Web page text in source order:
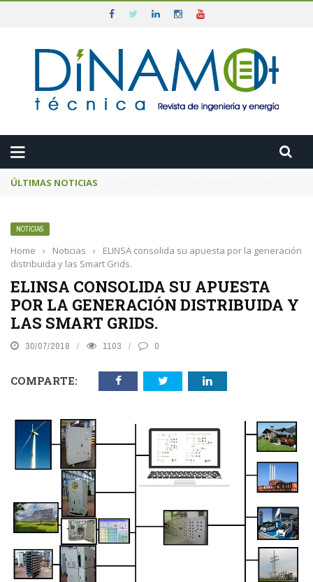
ÚLTIMAS NOTICIAS
NOTICIAS
Home › Noticias ›
ELINSA consolida su apuesta por la generación
distribuida y las Smart Grids.
ELINSA CONSOLIDA SU APUESTA
POR LA GENERACIÓN DISTRIBUIDA Y
LAS SMART GRIDS.
30/07/2018 1103 0
COMPARTE: